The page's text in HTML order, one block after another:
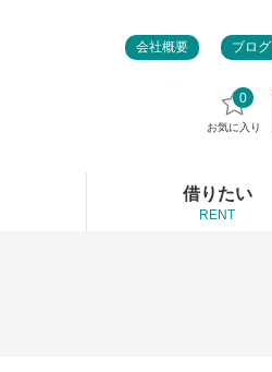
会社概要 ブログ
0
お気に入り
借りたい
RENT